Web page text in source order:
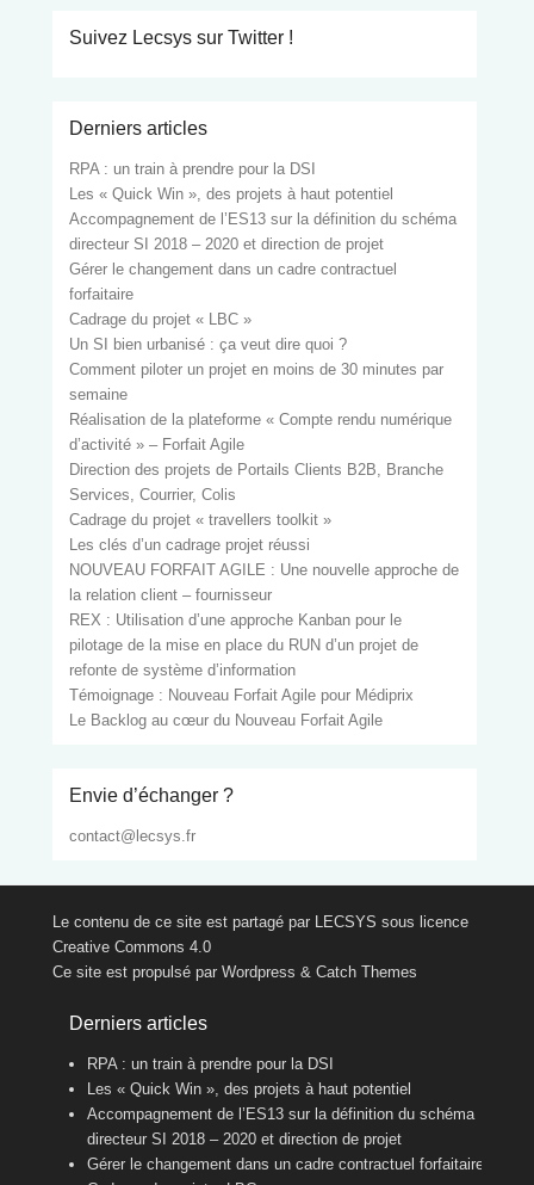
Suivez Lecsys sur Twitter !
Derniers articles
RPA : un train à prendre pour la DSI
Les « Quick Win », des projets à haut potentiel
Accompagnement de l’ES13 sur la définition du schéma
directeur SI 2018 – 2020 et direction de projet
Gérer le changement dans un cadre contractuel
forfaitaire
Cadrage du projet « LBC »
Un SI bien urbanisé : ça veut dire quoi ?
Comment piloter un projet en moins de 30 minutes par
semaine
Réalisation de la plateforme « Compte rendu numérique
d’activité » – Forfait Agile
Direction des projets de Portails Clients B2B, Branche
Services, Courrier, Colis
Cadrage du projet « travellers toolkit »
Les clés d’un cadrage projet réussi
NOUVEAU FORFAIT AGILE : Une nouvelle approche de
la relation client – fournisseur
REX : Utilisation d’une approche Kanban pour le
pilotage de la mise en place du RUN d’un projet de
refonte de système d’information
Témoignage : Nouveau Forfait Agile pour Médiprix
Le Backlog au cœur du Nouveau Forfait Agile
Envie d’échanger ?
contact@lecsys.fr
Le contenu de ce site est partagé par LECSYS sous licence
Creative Commons 4.0
Ce site est propulsé par Wordpress & Catch Themes
Derniers articles
RPA : un train à prendre pour la DSI
Les « Quick Win », des projets à haut potentiel
Accompagnement de l’ES13 sur la définition du schéma
directeur SI 2018 – 2020 et direction de projet
Gérer le changement dans un cadre contractuel forfaitaire